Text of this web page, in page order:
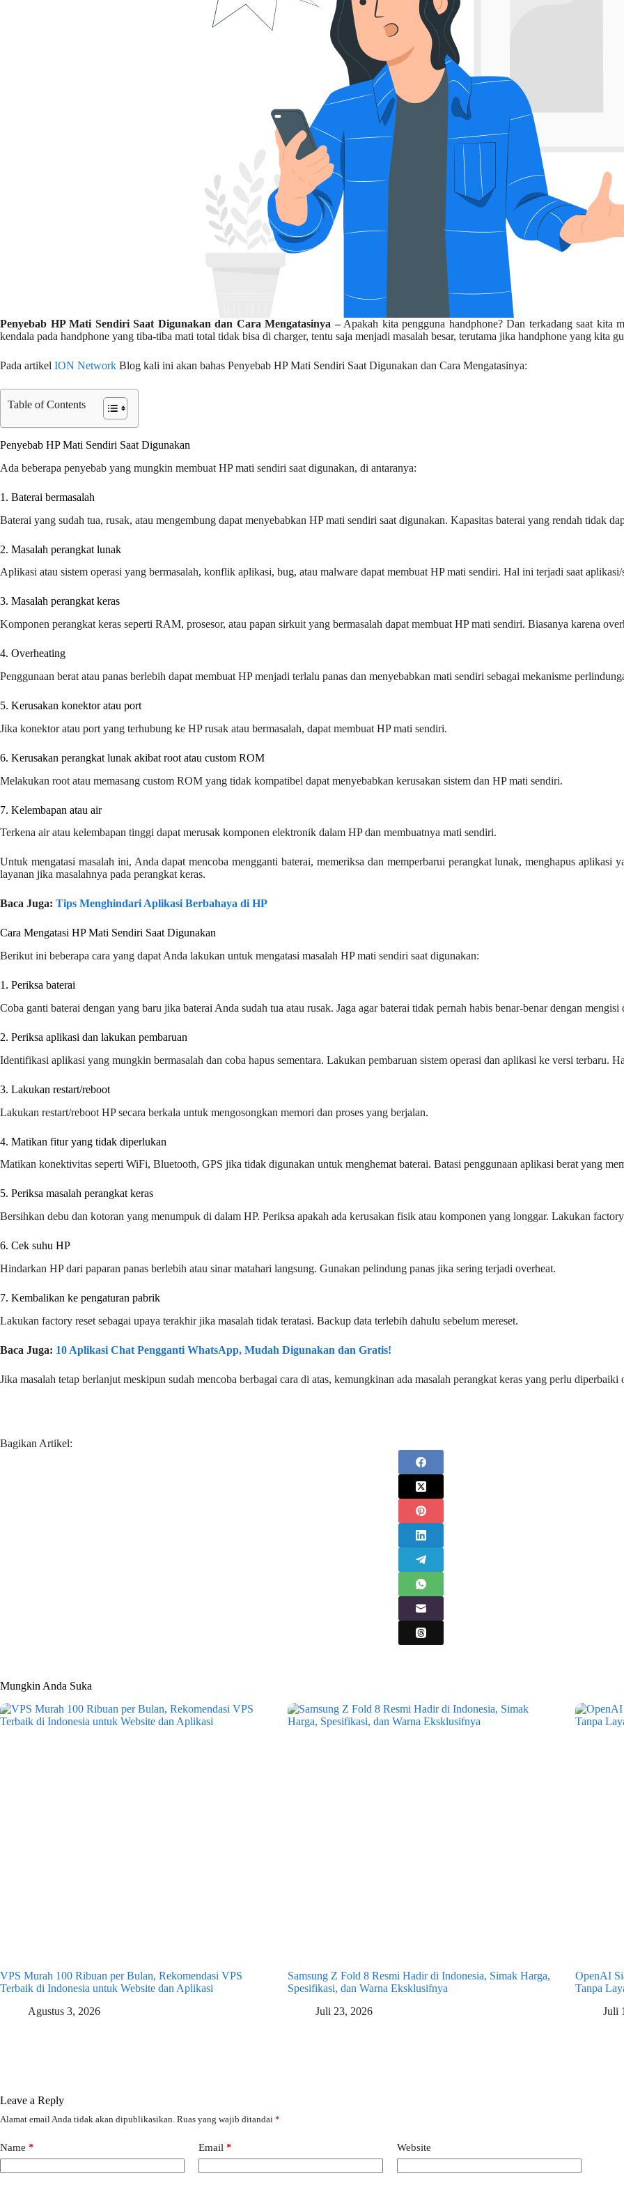
Penyebab HP Mati Sendiri Saat Digunakan dan Cara Mengatasinya –Apakah kita pengguna handphone? Dan terkadang saat kita
kendala pada handphone yang tiba-tiba mati total tidak bisa di charger, tentu saja menjadi masalah besar, terutama jika handphone yang kita
Pada artikel ION Network Blog kali ini akan bahas Penyebab HP Mati Sendiri Saat Digunakan dan Cara Mengatasinya:
Table of Contents
Penyebab HP Mati Sendiri Saat Digunakan
Ada beberapa penyebab yang mungkin membuat HP mati sendiri saat digunakan, di antaranya:
1. Baterai bermasalah
Baterai yang sudah tua, rusak, atau mengembung dapat menyebabkan HP mati sendiri saat digunakan. Kapasitas baterai yang rendah tidak
2. Masalah perangkat lunak
Aplikasi atau sistem operasi yang bermasalah, konflik aplikasi, bug, atau malware dapat membuat HP mati sendiri. Hal ini terjadi saat
3. Masalah perangkat keras
Komponen perangkat keras seperti RAM, prosesor, atau papan sirkuit yang bermasalah dapat membuat HP mati sendiri. Biasanya karena
4. Overheating
Penggunaan berat atau panas berlebih dapat membuat HP menjadi terlalu panas dan menyebabkan mati sendiri sebagai mekanisme
5. Kerusakan konektor atau port
Jika konektor atau port yang terhubung ke HP rusak atau bermasalah, dapat membuat HP mati sendiri.
6. Kerusakan perangkat lunak akibat root atau custom ROM
Melakukan root atau memasang custom ROM yang tidak kompatibel dapat menyebabkan kerusakan sistem dan HP mati sendiri.
7. Kelembapan atau air
Terkena air atau kelembapan tinggi dapat merusak komponen elektronik dalam HP dan membuatnya mati sendiri.
Untuk mengatasi masalah ini, Anda dapat mencoba mengganti baterai, memeriksa dan memperbarui perangkat lunak, menghapus aplikasi
layanan jika masalahnya pada perangkat keras.
Baca Juga: Tips Menghindari Aplikasi Berbahaya di HP
Cara Mengatasi HP Mati Sendiri Saat Digunakan
Berikut ini beberapa cara yang dapat Anda lakukan untuk mengatasi masalah HP mati sendiri saat digunakan:
1. Periksa baterai
Coba ganti baterai dengan yang baru jika baterai Anda sudah tua atau rusak. Jaga agar baterai tidak pernah habis benar-benar dengan
2. Periksa aplikasi dan lakukan pembaruan
Identifikasi aplikasi yang mungkin bermasalah dan coba hapus sementara. Lakukan pembaruan sistem operasi dan aplikasi ke versi terbaru.
3. Lakukan restart/reboot
Lakukan restart/reboot HP secara berkala untuk mengosongkan memori dan proses yang berjalan.
4. Matikan fitur yang tidak diperlukan
Matikan konektivitas seperti WiFi, Bluetooth, GPS jika tidak digunakan untuk menghemat baterai. Batasi penggunaan aplikasi berat yang
5. Periksa masalah perangkat keras
Bersihkan debu dan kotoran yang menumpuk di dalam HP. Periksa apakah ada kerusakan fisik atau komponen yang longgar. Lakukan
6. Cek suhu HP
Hindarkan HP dari paparan panas berlebih atau sinar matahari langsung. Gunakan pelindung panas jika sering terjadi overheat.
7. Kembalikan ke pengaturan pabrik
Lakukan factory reset sebagai upaya terakhir jika masalah tidak teratasi. Backup data terlebih dahulu sebelum mereset.
Baca Juga: 10 Aplikasi Chat Pengganti WhatsApp, Mudah Digunakan dan Gratis!
Jika masalah tetap berlanjut meskipun sudah mencoba berbagai cara di atas, kemungkinan ada masalah perangkat keras yang perlu diperbaiki
Bagikan Artikel:
Mungkin Anda Suka
VPS Murah 100 Ribuan per Bulan, Rekomendasi VPS
Terbaik di Indonesia untuk Website dan Aplikasi
Agustus 3, 2026
Samsung Z Fold 8 Resmi Hadir di Indonesia, Simak Harga,
Spesifikasi, dan Warna Eksklusifnya
Juli 23, 2026
OpenAI
Tanpa
Juli
Leave a Reply
Alamat email Anda tidak akan dipublikasikan. Ruas yang wajib ditandai *
Name * Email * Website